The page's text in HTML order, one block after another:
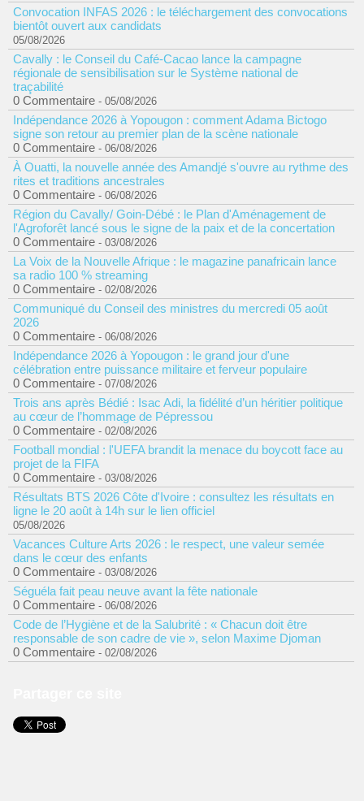
Convocation INFAS 2026 : le téléchargement des convocations
bientôt ouvert aux candidats
05/08/2026
Cavally : le Conseil du Café-Cacao lance la campagne
régionale de sensibilisation sur le Système national de
traçabilité
0 Commentaire - 05/08/2026
Indépendance 2026 à Yopougon : comment Adama Bictogo
signe son retour au premier plan de la scène nationale
0 Commentaire - 06/08/2026
À Ouatti, la nouvelle année des Amandjé s'ouvre au rythme des
rites et traditions ancestrales
0 Commentaire - 06/08/2026
Région du Cavally/ Goin-Débé : le Plan d'Aménagement de
l'Agroforêt lancé sous le signe de la paix et de la concertation
0 Commentaire - 03/08/2026
La Voix de la Nouvelle Afrique : le magazine panafricain lance
sa radio 100 % streaming
0 Commentaire - 02/08/2026
Communiqué du Conseil des ministres du mercredi 05 août
2026
0 Commentaire - 06/08/2026
Indépendance 2026 à Yopougon : le grand jour d'une
célébration entre puissance militaire et ferveur populaire
0 Commentaire - 07/08/2026
Trois ans après Bédié : Isac Adi, la fidélité d’un héritier politique
au cœur de l’hommage de Pépressou
0 Commentaire - 02/08/2026
Football mondial : l'UEFA brandit la menace du boycott face au
projet de la FIFA
0 Commentaire - 03/08/2026
Résultats BTS 2026 Côte d'Ivoire : consultez les résultats en
ligne le 20 août à 14h sur le lien officiel
05/08/2026
Vacances Culture Arts 2026 : le respect, une valeur semée
dans le cœur des enfants
0 Commentaire - 03/08/2026
Séguéla fait peau neuve avant la fête nationale
0 Commentaire - 06/08/2026
Code de l’Hygiène et de la Salubrité : « Chacun doit être
responsable de son cadre de vie », selon Maxime Djoman
0 Commentaire - 02/08/2026